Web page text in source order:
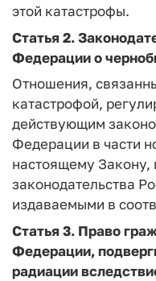
этой катастрофы.
Статья 2.
Федерации о
Отношения,
катастрофой,
действующим
Федерации в части
настоящему Закону,
законодательства
издаваемыми в
Статья 3. Право
Федерации,
радиации